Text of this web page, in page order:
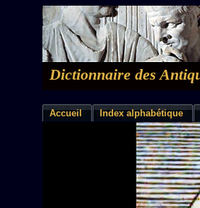
Dictionnaire des
Accueil Index alphabétique